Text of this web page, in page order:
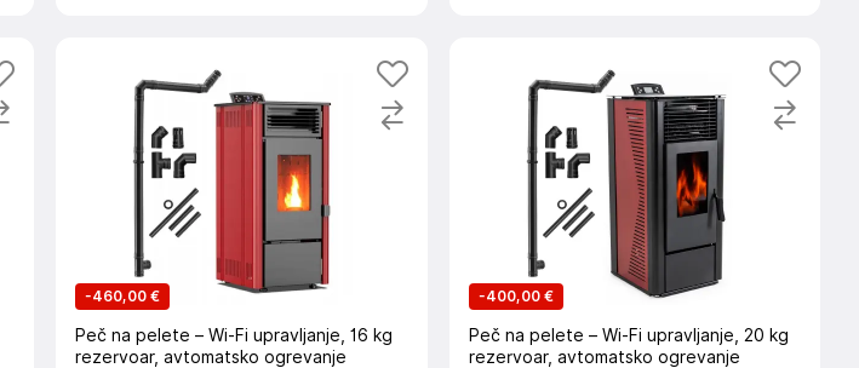
-460,00 €
Peč na pelete – Wi-Fi upravljanje, 16 kg
rezervoar, avtomatsko ogrevanje
-400,00 €
Peč na pelete – Wi-Fi upravljanje, 20 kg
rezervoar, avtomatsko ogrevanje